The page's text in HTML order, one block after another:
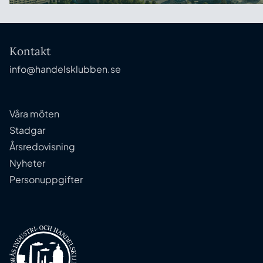
Kontakt
info@handelsklubben.se
Våra möten
Stadgar
Årsredovisning
Nyheter
Personuppgifter